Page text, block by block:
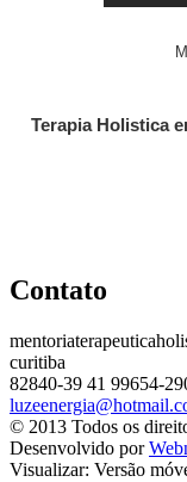
Terapia Holistica
Contato
curitiba
82840-39 41 99654-
© 2013 Todos os
Desenvolvido por
Visualizar: Versão